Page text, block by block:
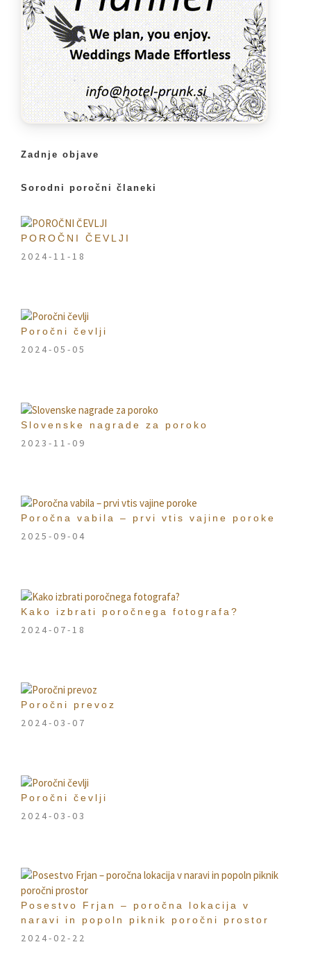
Zadnje objave
Sorodni poročni članeki
POROČNI ČEVLJI
2024-11-18
Poročni čevlji
2024-05-05
Slovenske nagrade za poroko
2023-11-09
Poročna vabila – prvi vtis vajine poroke
2025-09-04
Kako izbrati poročnega fotografa?
2024-07-18
Poročni prevoz
2024-03-07
Poročni čevlji
2024-03-03
Posestvo Frjan – poročna lokacija v
naravi in popoln piknik poročni prostor
2024-02-22